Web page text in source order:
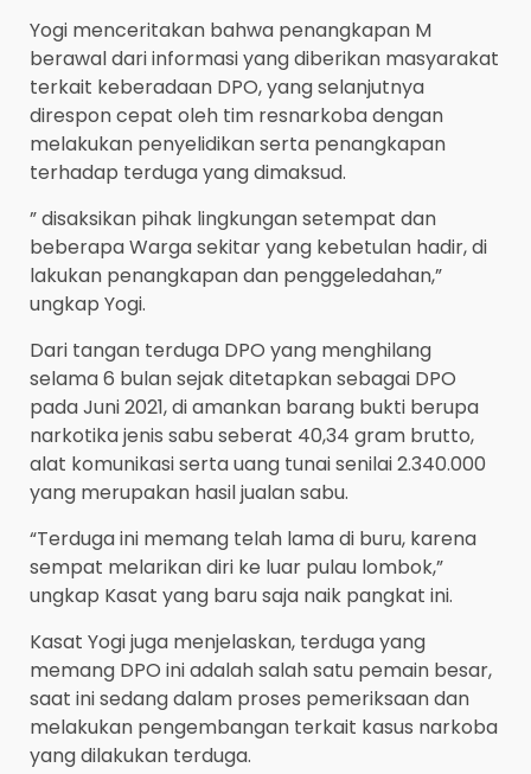
Yogi menceritakan bahwa penangkapan M
berawal dari informasi yang diberikan masyarakat
terkait keberadaan DPO, yang selanjutnya
direspon cepat oleh tim resnarkoba dengan
melakukan penyelidikan serta penangkapan
terhadap terduga yang dimaksud.
” disaksikan pihak lingkungan setempat dan
beberapa Warga sekitar yang kebetulan hadir, di
lakukan penangkapan dan penggeledahan,”
ungkap Yogi.
Dari tangan terduga DPO yang menghilang
selama 6 bulan sejak ditetapkan sebagai DPO
pada Juni 2021, di amankan barang bukti berupa
narkotika jenis sabu seberat 40,34 gram brutto,
alat komunikasi serta uang tunai senilai 2.340.000
yang merupakan hasil jualan sabu.
“Terduga ini memang telah lama di buru, karena
sempat melarikan diri ke luar pulau lombok,”
ungkap Kasat yang baru saja naik pangkat ini.
Kasat Yogi juga menjelaskan, terduga yang
memang DPO ini adalah salah satu pemain besar,
saat ini sedang dalam proses pemeriksaan dan
melakukan pengembangan terkait kasus narkoba
yang dilakukan terduga.